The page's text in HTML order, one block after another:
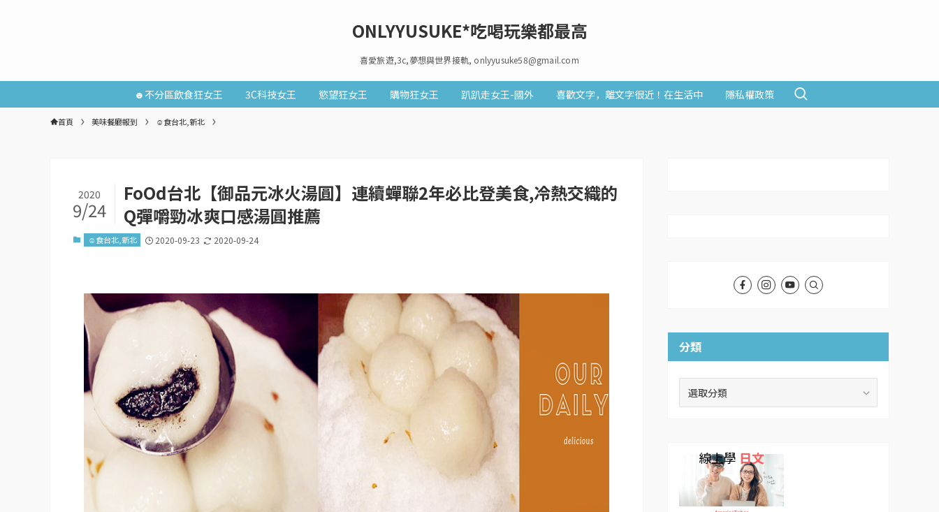
ONLYYUSUKE*吃喝玩樂都最高
喜愛旅遊,3c,夢想與世界接軌, onlyyusuke58@gmail.com
☻不分區飲食狂女王 3C科技女王 慾望狂女王 購物狂女王 趴趴走女王-國外 喜歡文字，離文字很近！在生活中 隱私權政策
首頁 美味餐廳報到 ☺食台北,新北
FoOd台北【御品元冰火湯圓】連續蟬聯2年必比登美食,冷熱交織的
Q彈嚼勁冰爽口感湯圓推薦
2020
9/24
☺食台北,新北 2020-09-23 2020-09-24
分類
線上學 日文